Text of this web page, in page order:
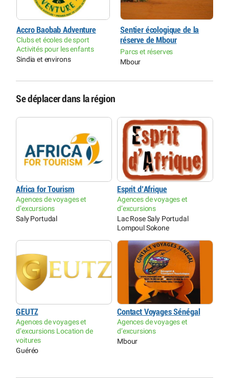
Accro Baobab Adventure
Clubs et écoles de sport
Activités pour les enfants
Sindia et environs
Sentier écologique de la
réserve de Mbour
Parcs et réserves
Mbour
Se déplacer dans la région
Africa for Tourism
Agences de voyages et
d’excursions
Saly Portudal
Esprit d’Afrique
Agences de voyages et
d’excursions
Lac Rose Saly Portudal
Lompoul Sokone
GEUTZ
Agences de voyages et
d’excursions Location de
voitures
Guéréo
Contact Voyages Sénégal
Agences de voyages et
d’excursions
Mbour